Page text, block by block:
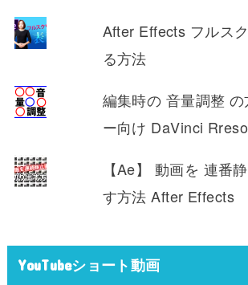
After Effects フルス
る方法
編集時の 音量調整
ー向け DaVinci
【Ae】 動画を 連番
す方法 After Effects
YouTubeショート動画